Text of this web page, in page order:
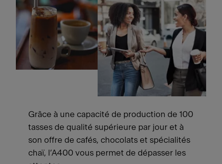
Grâce à une capacité de production de 100
tasses de qualité supérieure par jour et à
son offre de cafés, chocolats et spécialités
chaï, l’A400 vous permet de dépasser les